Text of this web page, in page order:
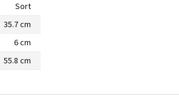
Sort
35.7 cm
6 cm
55.8 cm